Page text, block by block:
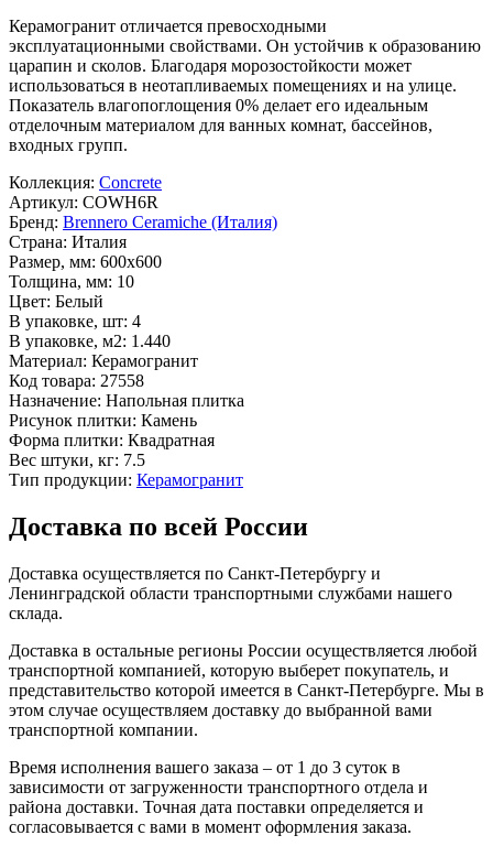
Керамогранит отличается превосходными
эксплуатационными свойствами. Он устойчив к образованию
царапин и сколов. Благодаря морозостойкости может
использоваться в неотапливаемых помещениях и на улице.
Показатель влагопоглощения 0% делает его идеальным
отделочным материалом для ванных комнат, бассейнов,
входных групп.
Коллекция: Concrete
Артикул: COWH6R
Бренд: Brennero Ceramiche (Италия)
Страна: Италия
Размер, мм: 600x600
Толщина, мм: 10
Цвет: Белый
В упаковке, шт: 4
В упаковке, м2: 1.440
Материал: Керамогранит
Код товара: 27558
Назначение: Напольная плитка
Рисунок плитки: Камень
Форма плитки: Квадратная
Вес штуки, кг: 7.5
Тип продукции: Керамогранит
Доставка по всей России
Доставка осуществляется по Санкт-Петербургу и
Ленинградской области транспортными службами нашего
склада.
Доставка в остальные регионы России осуществляется любой
транспортной компанией, которую выберет покупатель, и
представительство которой имеется в Санкт-Петербурге. Мы в
этом случае осуществляем доставку до выбранной вами
транспортной компании.
Время исполнения вашего заказа – от 1 до 3 суток в
зависимости от загруженности транспортного отдела и
района доставки. Точная дата поставки определяется и
согласовывается с вами в момент оформления заказа.